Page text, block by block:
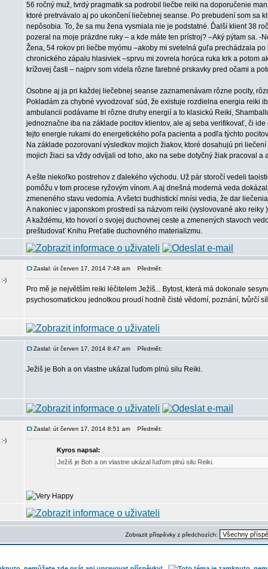
56 ročný muž, tvrdý pragmatik sa podrobil liečbe reiki na doporučenie
ktoré pretrvávalo aj po ukončení liečebnej seanse. Po prebudení som sa
nepôsobia. To, že sa mu žena vysmiala nie je podstatné. Ďalší klient 38
pozeral na moje prázdne ruky – a kde máte ten prístroj? –Aký pýtam sa.
Žena, 54 rokov pri liečbe myómu –akoby mi svetelná guľa prechádzala
chronického zápalu hlasiviek –sprvu mi zovrela horúca ruka krk a potom
krížovej časti – najprv som videla rôzne farebné prskavky pred očami a
Osobne aj ja pri každej liečebnej seanse zaznamenávam rôzne pocity,
Pokladám za chybné vyvodzovať súd, že existuje rozdielna energia reiki
ambulancii podávame tri rôzne druhy energií a to klasickú Reiki,
jednoznačne iba na základe pocitov klientov, ale aj seba verifikovať, či
tejto energie rukami do energetického poľa pacienta a podľa týchto
Na základe pozorovaní výsledkov mojich žiakov, ktoré dosahujú pri
mojich žiaci sa vždy odvíjali od toho, ako na sebe dotyčný žiak pracoval
A ešte niekoľko postrehov z ďalekého východu. Už pár storočí vedeli
pomôžu v tom procese ryžovým vínom. A aj dnešná moderná veda
zmeneného stavu vedomia. A všetci budhistickí mnísi vedia, že dar
A nakoniec v japonskom prostredí sa názvom reiki (vyslovované ako
A každému, kto hovorí o svojej duchovnej ceste a zmenených stavoch
preštudovať Knihu Preťatie duchovného materializmu.
Zaslal: út červen 17, 2014 7:48 am Předmět:
Pro mě je největším reiki léčitelem Ježíš... Bytost, která má dokonale
psychosomatickou jednotkou proudí hodně čisté vědomí, poznání, tvůrčí
Zaslal: út červen 17, 2014 8:47 am Předmět:
Ježiš je Boh a on vlastne ukázal ľuďom plnú silu Reiki.
Zaslal: út červen 17, 2014 8:51 am Předmět:
Kyros napsal:
Ježiš je Boh a on vlastne ukázal ľuďom plnú silu Reiki.
Zobrazit příspěvky z předchozích: